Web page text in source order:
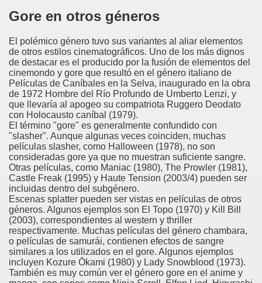
Gore en otros géneros
El polémico género tuvo sus variantes al aliar elementos
de otros estilos cinematográficos. Uno de los más dignos
de destacar es el producido por la fusión de elementos del
cinemondo y gore que resultó en el género italiano de
Películas de Caníbales en la Selva, inaugurado en la obra
de 1972 Hombre del Río Profundo de Umberto Lenzi, y
que llevaría al apogeo su compatriota Ruggero Deodato
con Holocausto caníbal (1979).
El término "gore" es generalmente confundido con
"slasher". Aunque algunas veces coinciden, muchas
películas slasher, como Halloween (1978), no son
consideradas gore ya que no muestran suficiente sangre.
Otras películas, como Maniac (1980), The Prowler (1981),
Castle Freak (1995) y Haute Tension (2003/4) pueden ser
incluidas dentro del subgénero.
Escenas splatter pueden ser vistas en películas de otros
géneros. Algunos ejemplos son El Topo (1970) y Kill Bill
(2003), correspondientes al western y thriller
respectivamente. Muchas películas del género chambara,
o películas de samurái, contienen efectos de sangre
similares a los utilizados en el gore. Algunos ejemplos
incluyen Kozure Ōkami (1980) y Lady Snowblood (1973).
También es muy común ver el género gore en el anime y